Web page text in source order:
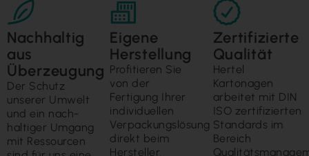
Nachhaltig
aus
Überzeugung
Der Schutz
unserer Um­welt
und ein nach­
haltiger Um­gang
mit Ressour­cen
Eigene
Herstellung
Profitieren Sie
von der
Fertigung Ihrer
individuellen
Verpackungslösung
direkt beim
Hersteller.
Zertifizierte
Qualität
Hertel
Kartonagen
arbeitet mit DIN
ISO zertifizierten
Standards im
Bereich